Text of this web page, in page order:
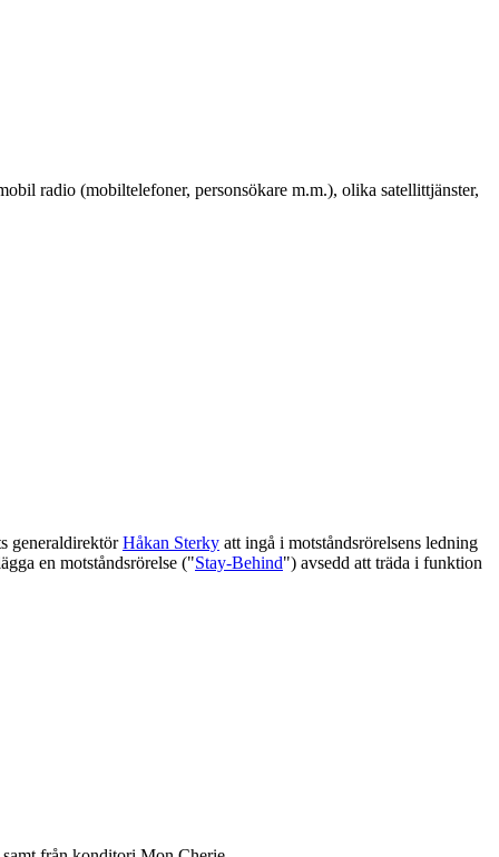
radio (mobiltelefoner, personsökare m.m.), olika satellittjänster,
generaldirektörHåkan Sterky att ingå i motståndsrörelsens ledning
en motståndsrörelse ("Stay-Behind") avsedd att träda i funktion